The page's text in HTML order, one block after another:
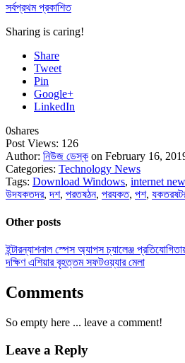
সর্বপ্রথম প্রকাশিত
Sharing is caring!
Share
Tweet
Pin
Google+
LinkedIn
0shares
Post Views: 126
Author: নিউজ ডেস্ক on February 16,
Categories: Technology News
Tags: Download Windows, internet
উদযকতদর,দশ, পরতষঠন, পরযকত, পশ,
Other posts
ইন্টারন্যাশনাল স্পেস অ্যাপস চ্যালেঞ্জ
দক্ষিণ এশিয়ার বৃহত্তম সফটওয়্যার মেলা
Comments
So empty here ... leave a comment!
Leave a Reply